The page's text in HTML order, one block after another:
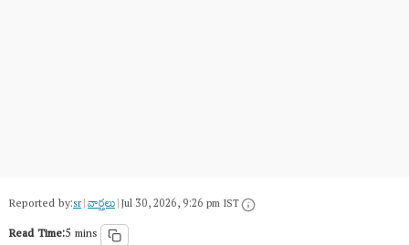
Reported by:sr|వార్త‌లు|Jul 30, 2026, 9:26 pm IST
Read Time:5 mins